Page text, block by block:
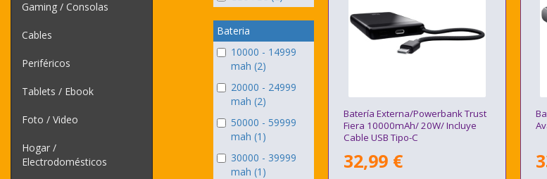
Gaming / Consolas
Cables
Periféricos
Tablets / Ebook
Foto / Video
Hogar /
Electrodomésticos
Bateria
10000 - 14999
mah (2)
20000 - 24999
mah (2)
50000 - 59999
mah (1)
30000 - 39999
mah (1)
Batería Externa/Powerbank Trust
Fiera 10000mAh/ 20W/ Incluye
Cable USB Tipo-C
32,99 €